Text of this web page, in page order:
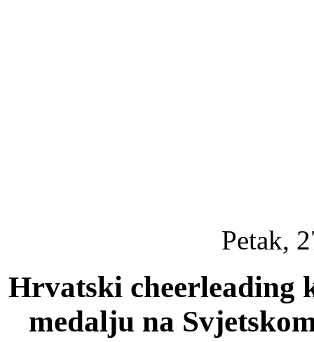
Petak,
Hrvatski cheerleading
medalju na